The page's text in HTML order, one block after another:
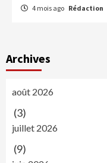
4 mois ago Rédaction
Archives
août 2026
(3)
juillet 2026
(9)